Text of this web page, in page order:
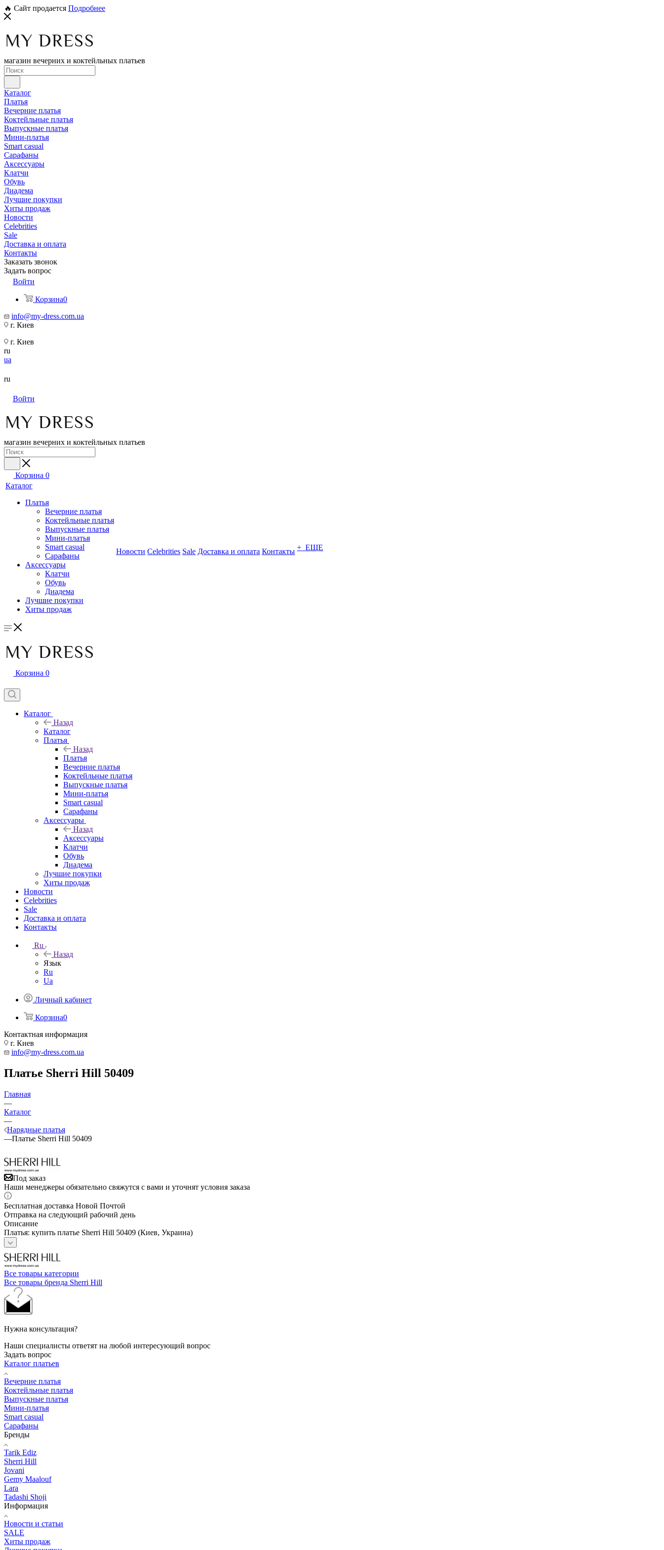
🔥 Сайт продается Подробнее
магазин вечерних и коктейльных платьев
Каталог
Платья
Вечерние платья
Коктейльные платья
Выпускные платья
Мини-платья
Smart casual
Сарафаны
Аксессуары
Клатчи
Обувь
Диадема
Лучшие покупки
Хиты продаж
Новости
Celebrities
Sale
Доставка и оплата
Контакты
Заказать звонок
Задать вопрос
Войти
Корзина0
info@my-dress.com.ua
г. Киев
г. Киев
ru
ua
ru
Войти
магазин вечерних и коктейльных платьев
Корзина 0
Каталог
Платья
Вечерние платья
Коктейльные платья
Выпускные платья
Мини-платья
Smart casual
Сарафаны
Аксессуары
Клатчи
Обувь
Диадема
Лучшие покупки
Хиты продаж
Новости Celebrities Sale Доставка и оплата Контакты + ЕЩЕ
Корзина 0
Каталог
Назад
Каталог
Платья
Назад
Платья
Вечерние платья
Коктейльные платья
Выпускные платья
Мини-платья
Smart casual
Сарафаны
Аксессуары
Назад
Аксессуары
Клатчи
Обувь
Диадема
Лучшие покупки
Хиты продаж
Новости
Celebrities
Sale
Доставка и оплата
Контакты
Ru
Назад
Язык
Ru
Ua
Личный кабинет
Корзина0
Контактная информация
г. Киев
info@my-dress.com.ua
Платье Sherri Hill 50409
Главная
—
Каталог
—
Нарядные платья
—Платье Sherri Hill 50409
Под заказ
Наши менеджеры обязательно свяжутся с вами и уточнят условия заказа
Бесплатная доставка Новой Почтой
Отправка на следующий рабочий день
Описание
Платья: купить платье Sherri Hill 50409 (Киев, Украина)
Все товары категории
Все товары бренда Sherri Hill
Нужна консультация?
Наши специалисты ответят на любой интересующий вопрос
Задать вопрос
Каталог платьев
Вечерние платья
Коктейльные платья
Выпускные платья
Мини-платья
Smart casual
Сарафаны
Бренды
Tarik Ediz
Sherri Hill
Jovani
Gemy Maalouf
Lara
Tadashi Shoji
Информация
Новости и статьи
SALE
Хиты продаж